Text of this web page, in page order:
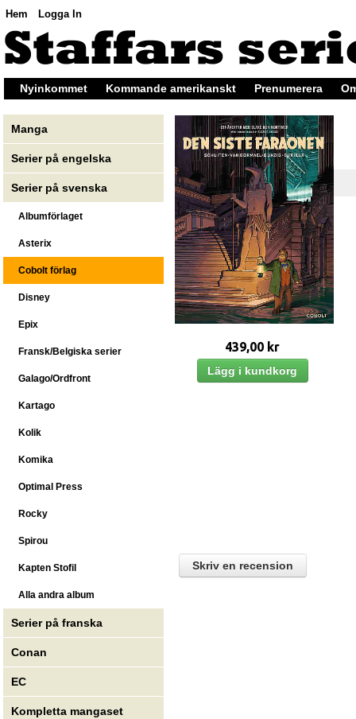
Hem Logga In
Nyinkommet Kommande amerikanskt Prenumerera
Manga
Serier på engelska
Serier på svenska
Albumförlaget
Asterix
Cobolt förlag
Disney
Epix
Fransk/Belgiska serier
Galago/Ordfront
Kartago
Kolik
Komika
Optimal Press
Rocky
Spirou
Kapten Stofil
Alla andra album
Serier på franska
Conan
EC
Kompletta mangaset
439,00 kr
Skriv en recension